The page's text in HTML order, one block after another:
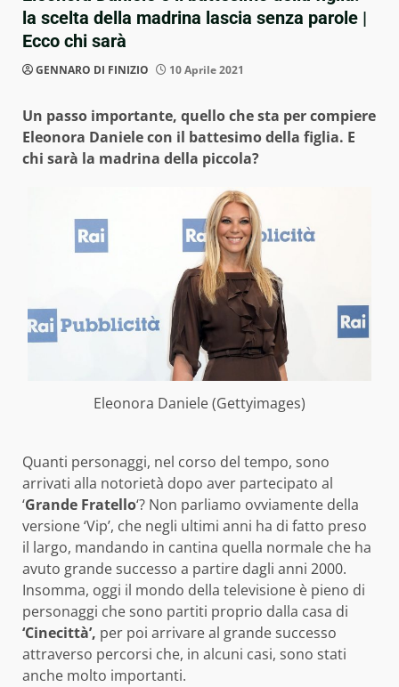
la scelta della madrina lascia senza parole |
Ecco chi sarà
GENNARO DI FINIZIO 10 Aprile 2021
Un passo importante, quello che sta per compiere
Eleonora Daniele con il battesimo della figlia. E
chi sarà la madrina della piccola?
Eleonora Daniele (Gettyimages)
Quanti personaggi, nel corso del tempo, sono
arrivati alla notorietà dopo aver partecipato al
‘Grande Fratello‘? Non parliamo ovviamente della
versione ‘Vip’, che negli ultimi anni ha di fatto preso
il largo, mandando in cantina quella normale che ha
avuto grande successo a partire dagli anni 2000.
Insomma, oggi il mondo della televisione è pieno di
personaggi che sono partiti proprio dalla casa di
‘Cinecittà’, per poi arrivare al grande successo
attraverso percorsi che, in alcuni casi, sono stati
anche molto importanti.